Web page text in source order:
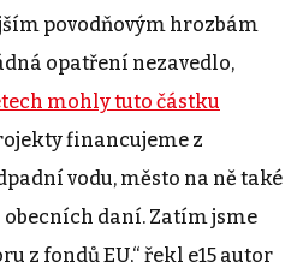
povodňovým hrozbám
opatření nezavedlo,
mohly tuto částku
financujeme z
vodu, město na ně také
obecních daní. Zatím jsme
z fondů EU,“ řekl e15 autor